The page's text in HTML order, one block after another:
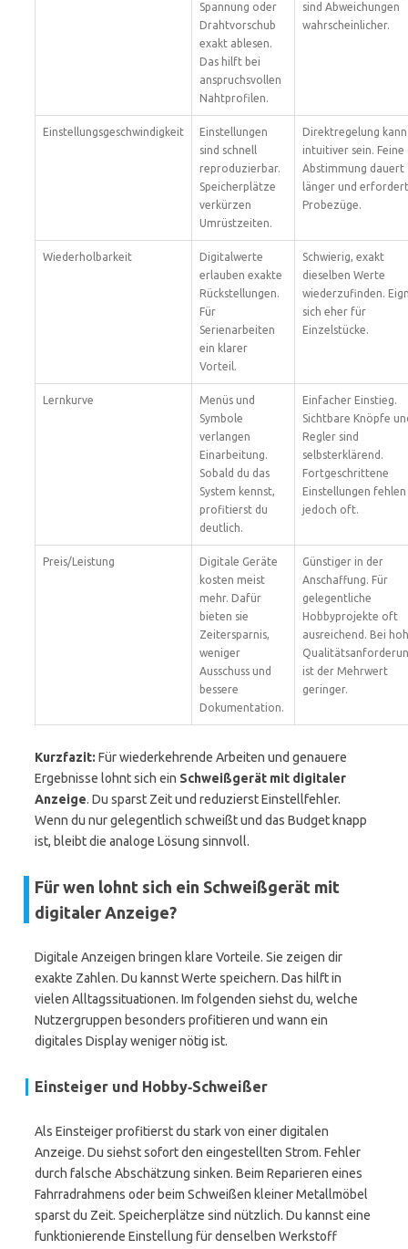
Spannung oder
Drahtvorschub
exakt ablesen.
Das hilft bei
anspruchsvollen
Nahtprofilen.
sind Abweichungen
wahrscheinlicher.
Einstellungsgeschwindigkeit
Einstellungen
sind schnell
reproduzierbar.
Speicherplätze
verkürzen
Umrüstzeiten.
Direktregelung kann
intuitiver sein. Feine
Abstimmung dauert
länger und erfordert
Probezüge.
Wiederholbarkeit
Digitalwerte
erlauben exakte
Rückstellungen.
Für
Serienarbeiten
ein klarer
Vorteil.
Schwierig, exakt
dieselben Werte
wiederzufinden.
sich eher für
Einzelstücke.
Lernkurve
Menüs und
Symbole
verlangen
Einarbeitung.
Sobald du das
System kennst,
profitierst du
deutlich.
Einfacher Einstieg.
Sichtbare Knöpfe
Regler sind
selbsterklärend.
Fortgeschrittene
Einstellungen fehlen
jedoch oft.
Preis/Leistung
Digitale Geräte
kosten meist
mehr. Dafür
bieten sie
Zeitersparnis,
weniger
Ausschuss und
bessere
Dokumentation.
Günstiger in der
Anschaffung. Für
gelegentliche
Hobbyprojekte oft
ausreichend. Bei
ist der Mehrwert
geringer.
Kurzfazit: Für wiederkehrende Arbeiten und genauere
Ergebnisse lohnt sich ein Schweißgerät mit digitaler
Anzeige. Du sparst Zeit und reduzierst Einstellfehler.
Wenn du nur gelegentlich schweißt und das Budget knapp
ist, bleibt die analoge Lösung sinnvoll.
Für wen lohnt sich ein Schweißgerät mit
digitaler Anzeige?
Digitale Anzeigen bringen klare Vorteile. Sie zeigen dir
exakte Zahlen. Du kannst Werte speichern. Das hilft in
vielen Alltagssituationen. Im folgenden siehst du, welche
Nutzergruppen besonders profitieren und wann ein
digitales Display weniger nötig ist.
Einsteiger und Hobby‑Schweißer
Als Einsteiger profitierst du stark von einer digitalen
Anzeige. Du siehst sofort den eingestellten Strom. Fehler
durch falsche Abschätzung sinken. Beim Reparieren eines
Fahrradrahmens oder beim Schweißen kleiner Metallmöbel
sparst du Zeit. Speicherplätze sind nützlich. Du kannst eine
funktionierende Einstellung für denselben Werkstoff